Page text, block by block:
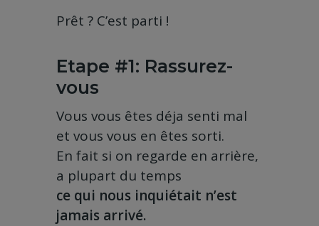
Prêt ? C’est parti !
Etape #1: Rassurez-
vous
Vous vous êtes déja senti mal
et vous vous en êtes sorti.
En fait si on regarde en arrière,
a plupart du temps
ce qui nous inquiétait n’est
jamais arrivé.